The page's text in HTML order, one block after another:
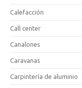
Calefacción
Call center
Canalones
Caravanas
Carpintería de aluminio